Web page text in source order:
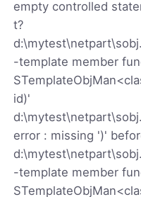
empty controlled
t?
-template member
id)'
error : missing ')'
-template member